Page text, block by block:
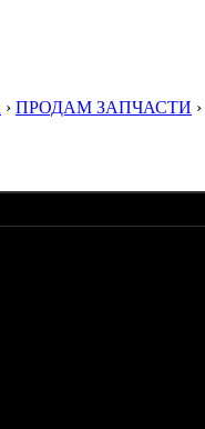
› ПРОДАМ ЗАПЧАСТИ ›